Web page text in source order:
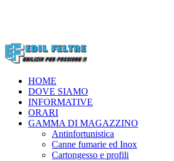
HOME
DOVE SIAMO
INFORMATIVE
ORARI
GAMMA DI MAGAZZINO
Antinfortunistica
Canne fumarie ed Inox
Cartongesso e profili